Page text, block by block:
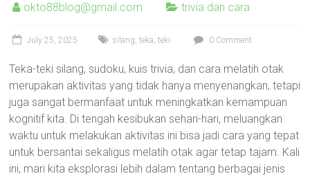
okto88blog@gmail.com trivia dan cara
July 25, 2025 silang,teka,teki 0 Comment
Teka-teki silang, sudoku, kuis trivia, dan cara melatih otak
merupakan aktivitas yang tidak hanya menyenangkan, tetapi
juga sangat bermanfaat untuk meningkatkan kemampuan
kognitif kita. Di tengah kesibukan sehari-hari, meluangkan
waktu untuk melakukan aktivitas ini bisa jadi cara yang tepat
untuk bersantai sekaligus melatih otak agar tetap tajam. Kali
ini, mari kita eksplorasi lebih dalam tentang berbagai jenis